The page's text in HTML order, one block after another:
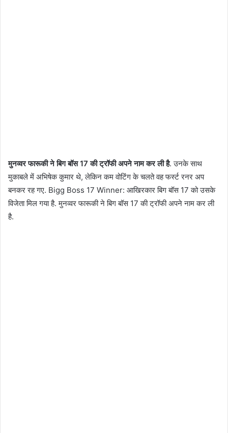
मुनव्वर फारूकी ने बिग बॉस 17 की ट्रॉफी अपने नाम कर ली है. उनके साथ
मुकाबले में अभिषेक कुमार थे, लेकिन कम वोटिंग के चलते वह फर्स्ट रनर अप
बनकर रह गए. Bigg Boss 17 Winner: आखिरकार बिग बॉस 17 को उसके
विजेता मिल गया है. मुनव्वर फारूकी ने बिग बॉस 17 की ट्रॉफी अपने नाम कर ली
है.